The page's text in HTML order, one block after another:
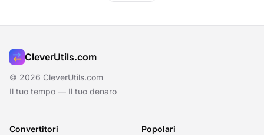
CleverUtils.com
© 2026 CleverUtils.com
Il tuo tempo — Il tuo denaro
Convertitori Popolari